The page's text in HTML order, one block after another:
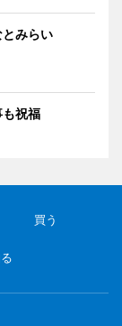
みらい
祝福
買う